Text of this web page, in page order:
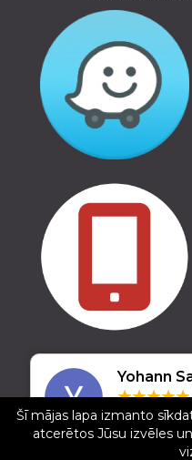
Copyright © 2016 -
Mājas lapas
Yohann
09.12.2024
Fast, Responsive and
Šī mājas lapa izmanto
atcerētos Jūsu izvēles